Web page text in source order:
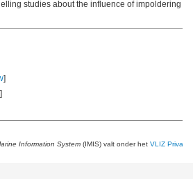
studies about the influence of impoldering
]
]
Information System (IMIS) valt onder het VLIZ Privacy